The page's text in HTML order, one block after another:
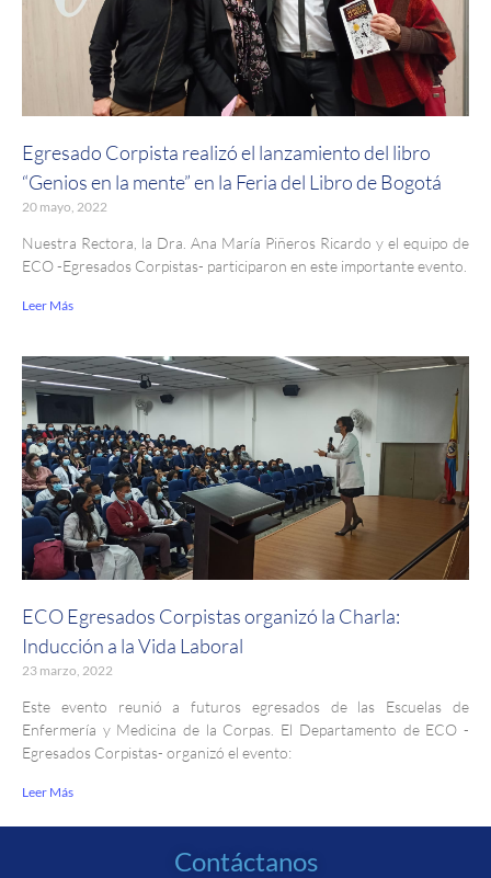
Egresado Corpista realizó el lanzamiento del libro
“Genios en la mente” en la Feria del Libro de Bogotá
20 mayo, 2022
Nuestra Rectora, la Dra. Ana María Piñeros Ricardo y el equipo de
ECO -Egresados Corpistas- participaron en este importante evento.
Leer Más
ECO Egresados Corpistas organizó la Charla:
Inducción a la Vida Laboral
23 marzo, 2022
Este evento reunió a futuros egresados de las Escuelas de
Enfermería y Medicina de la Corpas. El Departamento de ECO -
Egresados Corpistas- organizó el evento:
Leer Más
Contáctanos